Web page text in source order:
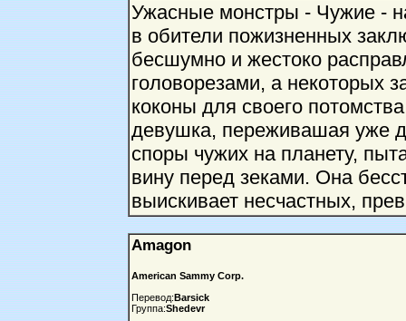
Ужасные монстры - Чужие -
в обители пожизненных
бесшумно и жестоко
головорезами, а некоторых
коконы для своего
девушка, переживашая уже
споры чужих на планету,
вину перед зеками. Она
выискивает несчастных,
Amagon
American Sammy Corp.
Перевод:Barsick
Группа:Shedevr